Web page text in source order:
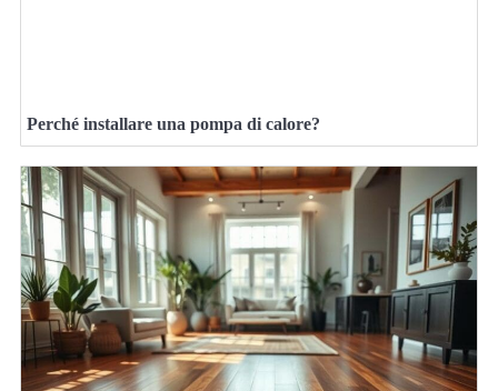
Perché installare una pompa di calore?